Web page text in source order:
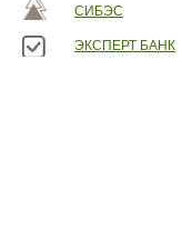
СИБЭС
ЭКСПЕРТ БАНК